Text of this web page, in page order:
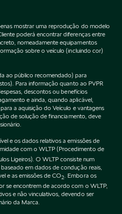
mostrar uma reprodução do modelo
poderá encontrar diferenças entre
nomeadamente equipamentos
sobre o veículo (incluindo cor)
ao público recomendado) para
Para informação quanto ao PVPR
descontos ou benefícios
e ainda, quando aplicável,
a aquisição do Veículo e vantagens
de solução de financiamento, deve
e os dados relativos a emissões de
com o WLTP (Procedimento de
Ligeiros). O WLTP consiste num
em dados de condução reais,
e as emissões de CO2 . Embora os
se encontrem de acordo com o WLTP,
e não vinculativos, devendo ser
da Marca.